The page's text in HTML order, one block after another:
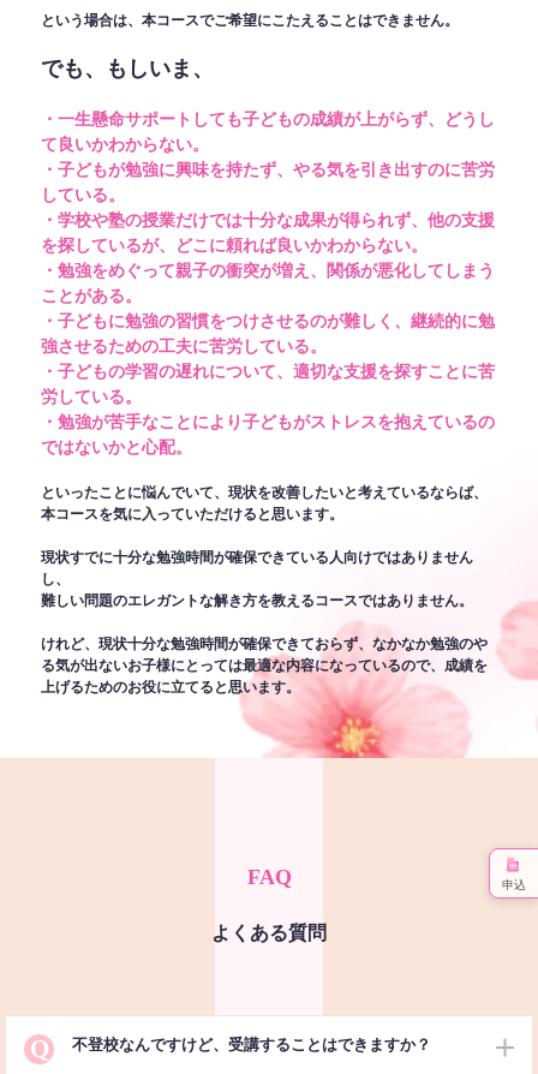
という場合は、本コースでご希望にこたえることはできません。
でも、もしいま、
・一生懸命サポートしても子どもの成績が上がらず、どうし
て良いかわからない。
・子どもが勉強に興味を持たず、やる気を引き出すのに苦労
している。
・学校や塾の授業だけでは十分な成果が得られず、他の支援
を探しているが、どこに頼れば良いかわからない。
・勉強をめぐって親子の衝突が増え、関係が悪化してしまう
ことがある。
・子どもに勉強の習慣をつけさせるのが難しく、継続的に勉
強させるための工夫に苦労している。
・子どもの学習の遅れについて、適切な支援を探すことに苦
労している。
・勉強が苦手なことにより子どもがストレスを抱えているの
ではないかと心配。
といったことに悩んでいて、現状を改善したいと考えているならば、
本コースを気に入っていただけると思います。
現状すでに十分な勉強時間が確保できている人向けではありません
し、
難しい問題のエレガントな解き方を教えるコースではありません。
けれど、現状十分な勉強時間が確保できておらず、なかなか勉強のや
る気が出ないお子様にとっては最適な内容になっているので、成績を
上げるためのお役に立てると思います。
FAQ
よくある質問
Q 不登校なんですけど、受講することはできますか？
申込